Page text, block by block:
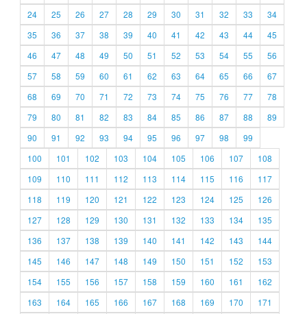
24
25 26 27 28 29 30 31 32 33
34
35
36 37 38 39 40 41 42 43 44
45
46
47 48 49 50 51 52 53 54 55
56
57
58 59 60 61 62 63 64 65 66
67
68
69 70 71 72 73 74 75 76 77
78
79
80 81 82 83 84 85 86 87 88
89
90
91 92 93 94 95 96 97 98
99
100
101 102 103 104 105 106 107
108
109
110 111 112 113 114 115 116
117
118
119 120 121 122 123 124 125
126
127
128 129 130 131 132 133 134
135
136
137 138 139 140 141 142 143
144
145
146 147 148 149 150 151 152
153
154
155 156 157 158 159 160 161
162
163
164 165 166 167 168 169 170
171